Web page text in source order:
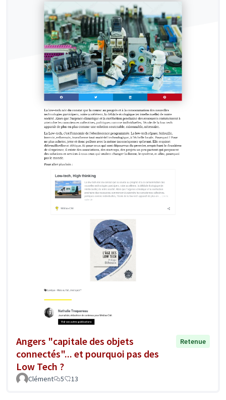
Angers "capitale des objets
connectés"... et pourquoi pas des
Low Tech ?
Retenue
Clément 5 13